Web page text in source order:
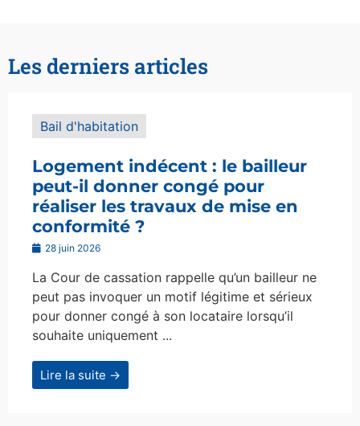
Les derniers articles
Bail d'habitation
Logement indécent : le bailleur
peut-il donner congé pour
réaliser les travaux de mise en
conformité ?
28 juin 2026
La Cour de cassation rappelle qu’un bailleur ne
peut pas invoquer un motif légitime et sérieux
pour donner congé à son locataire lorsqu’il
souhaite uniquement ...
Lire la suite →